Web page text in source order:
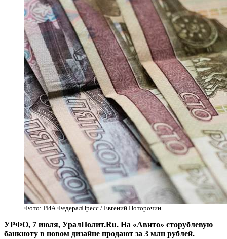
Фото: РИА ФедералПресс / Евгений Поторочин
УРФО, 7 июля, УралПолит.Ru. На «Авито» сторублевую
банкноту в новом дизайне продают за 3 млн рублей.